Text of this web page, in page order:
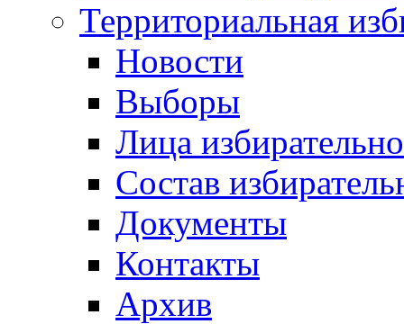
Территориальная
Новости
Выборы
Лица
Состав
Документы
Контакты
Архив